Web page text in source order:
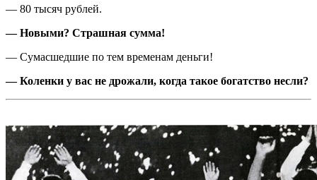
— 80 тысяч рублей.
— Новыми? Страшная сумма!
— Сумасшедшие по тем временам деньги!
— Коленки у вас не дрожали, когда такое богатство несли?